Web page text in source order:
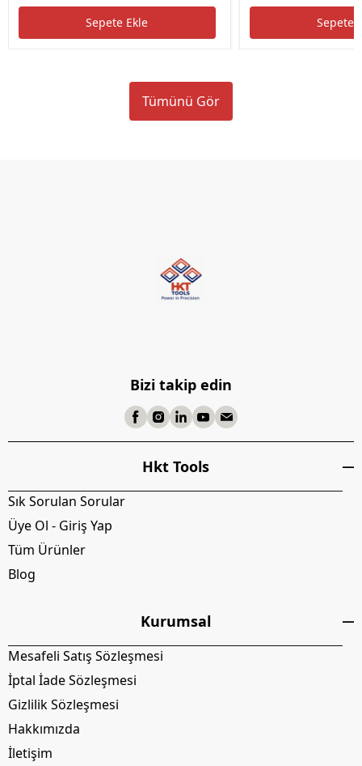
Sepete Ekle Sepete
Tümünü Gör
Bizi takip edin
Hkt Tools
Sık Sorulan Sorular
Üye Ol - Giriş Yap
Tüm Ürünler
Blog
Kurumsal
Mesafeli Satış Sözleşmesi
İptal İade Sözleşmesi
Gizlilik Sözleşmesi
Hakkımızda
İletişim